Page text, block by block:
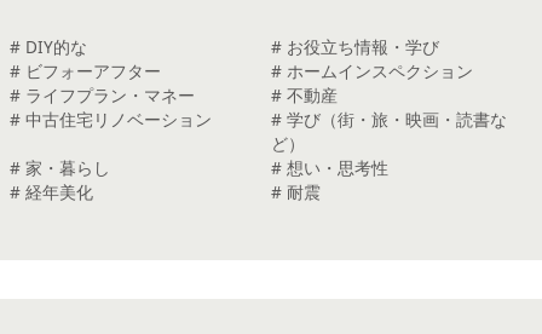
# DIY的な
# お役立ち情報・学び
# ビフォーアフター
# ホームインスペクション
# ライフプラン・マネー
# 不動産
# 中古住宅リノベーション
# 学び（街・旅・映画・読書な
ど）
# 家・暮らし
# 想い・思考性
# 経年美化
# 耐震